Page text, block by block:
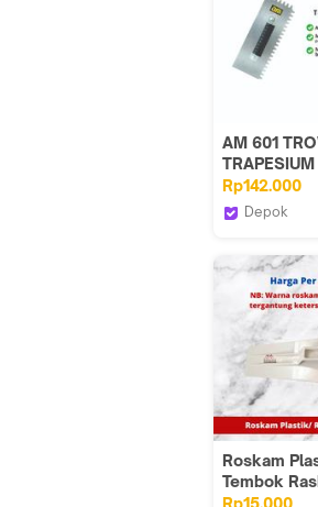
AM 601
/ ROSKAM /
TROWEL
POPPING
Rp142.000
Depok
Roskam
Tembok
Sendok
Rp15.000